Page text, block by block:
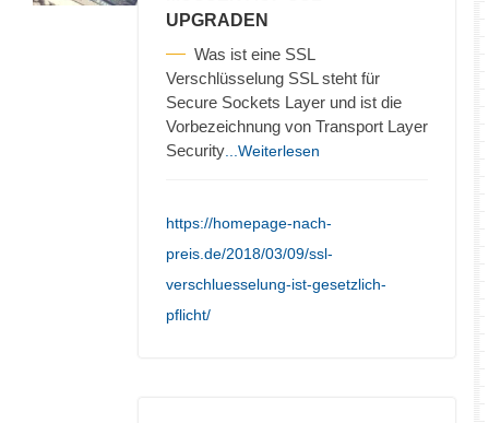
UPGRADEN
Was ist eine SSL
Verschlüsselung SSL steht für
Secure Sockets Layer und ist die
Vorbezeichnung von Transport Layer
Security ...Weiterlesen
https://homepage-nach-
preis.de/2018/03/09/ssl-
verschluesselung-ist-gesetzlich-
pflicht/